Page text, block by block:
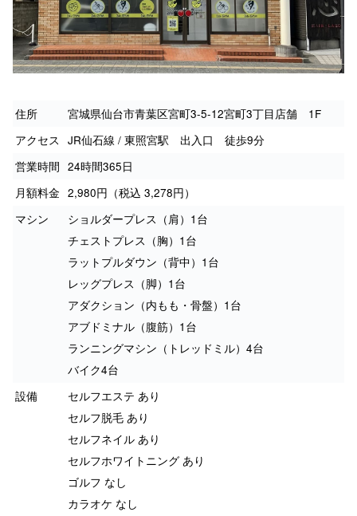
住所
宮城県仙台市青葉区宮町3-5-12宮町3丁目店舗 1F
アクセス JR仙石線 / 東照宮駅 出入口 徒歩9分
営業時間 24時間365日
月額料金 2,980円（税込 3,278円）
マシン
ショルダープレス（肩）1台
チェストプレス（胸）1台
ラットプルダウン（背中）1台
レッグプレス（脚）1台
アダクション（内もも・骨盤）1台
アブドミナル（腹筋）1台
ランニングマシン（トレッドミル）4台
バイク4台
設備
セルフエステ あり
セルフ脱毛 あり
セルフネイル あり
セルフホワイトニング あり
ゴルフ なし
カラオケ なし